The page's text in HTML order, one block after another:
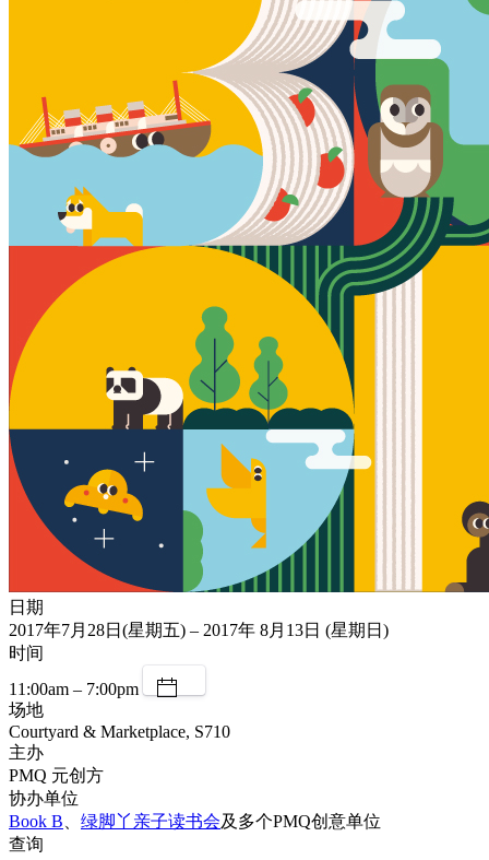
日期
2017年7月28日(星期五) – 2017年 8月13日 (星期日)
时间
11:00am – 7:00pm
场地
Courtyard & Marketplace, S710
主办
PMQ 元创方
协办单位
Book B、 绿脚丫亲子读书会及多个PMQ创意单位
查询